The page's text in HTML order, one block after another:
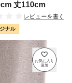
丈110cm
レビューを書く
ナル